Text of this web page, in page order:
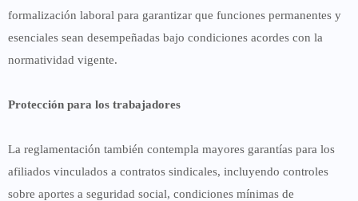
formalización laboral para garantizar que funciones permanentes y
esenciales sean desempeñadas bajo condiciones acordes con la
normatividad vigente.
Protección para los trabajadores
La reglamentación también contempla mayores garantías para los
afiliados vinculados a contratos sindicales, incluyendo controles
sobre aportes a seguridad social, condiciones mínimas de